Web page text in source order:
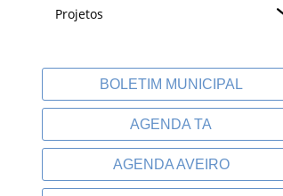
Projetos
BOLETIM MUNICIPAL
AGENDA TA
AGENDA AVEIRO